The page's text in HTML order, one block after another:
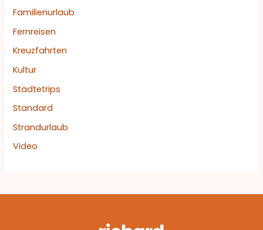
Familienurlaub
Fernreisen
Kreuzfahrten
Kultur
Städtetrips
Standard
Strandurlaub
Video